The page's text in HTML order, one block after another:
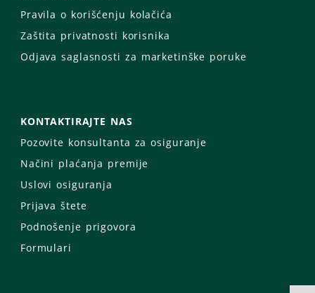
Pravila o korišćenju kolačića
Zaštita privatnosti korisnika
Odjava saglasnosti za marketinške poruke
KONTAKTIRAJTE NAS
Pozovite konsultanta za osiguranje
Načini plaćanja premije
Uslovi osiguranja
Prijava štete
Podnošenje prigovora
Formulari